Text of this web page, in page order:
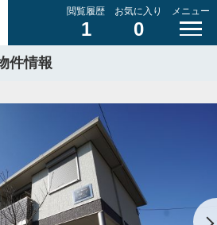
閲覧履歴
1
お気に入り
0
メニュー
件情報